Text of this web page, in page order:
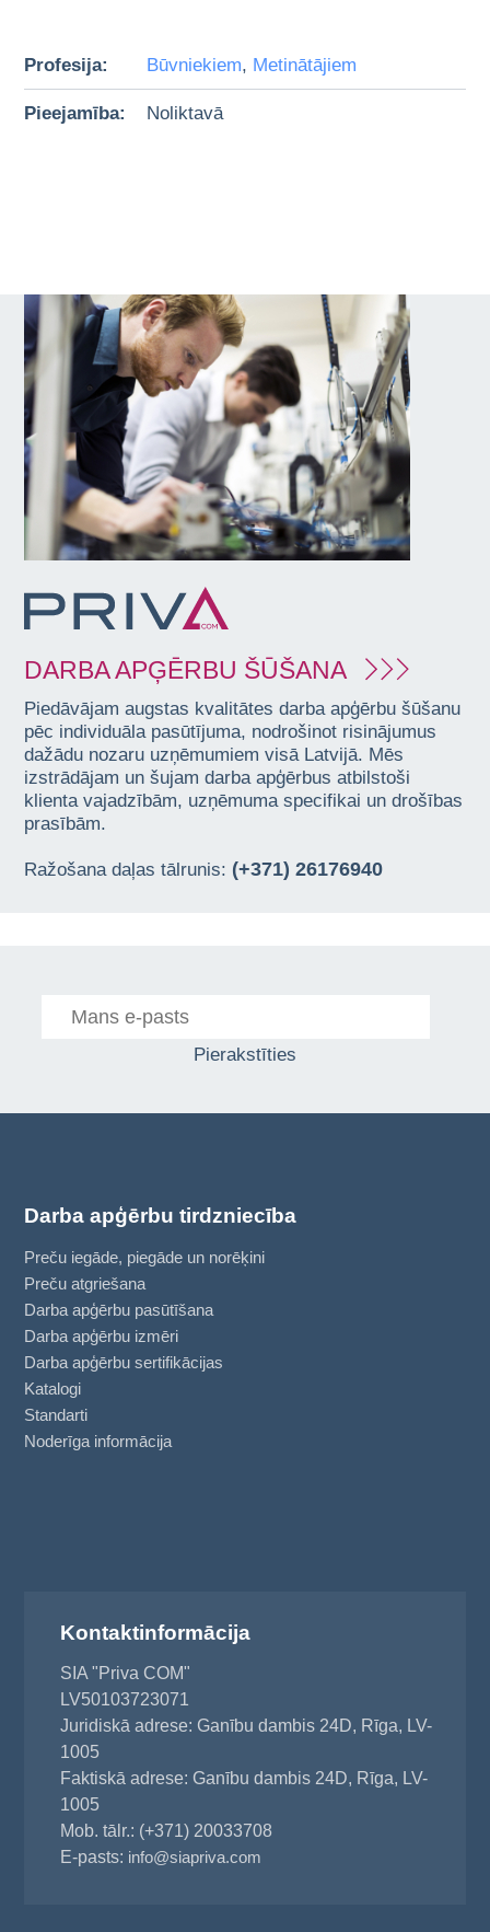
Profesija: Būvniekiem, Metinātājiem
Pieejamība: Noliktavā
DARBA APĢĒRBU ŠŪŠANA
Piedāvājam augstas kvalitātes darba apģērbu šūšanu
pēc individuāla pasūtījuma, nodrošinot risinājumus
dažādu nozaru uzņēmumiem visā Latvijā. Mēs
izstrādājam un šujam darba apģērbus atbilstoši
klienta vajadzībām, uzņēmuma specifikai un drošības
prasībām.
Ražošana daļas tālrunis: (+371) 26176940
Pierakstīties
Darba apģērbu tirdzniecība
Preču iegāde, piegāde un norēķini
Preču atgriešana
Darba apģērbu pasūtīšana
Darba apģērbu izmēri
Darba apģērbu sertifikācijas
Katalogi
Standarti
Noderīga informācija
Kontaktinformācija
SIA "Priva COM"
LV50103723071
Juridiskā adrese: Ganību dambis 24D, Rīga, LV-
1005
Faktiskā adrese: Ganību dambis 24D, Rīga, LV-
1005
Mob. tālr.: (+371) 20033708
E-pasts: info@siapriva.com